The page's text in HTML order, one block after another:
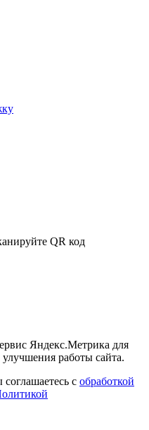
QR код
Яндекс.Метрика для
работы сайта.
с обработкой